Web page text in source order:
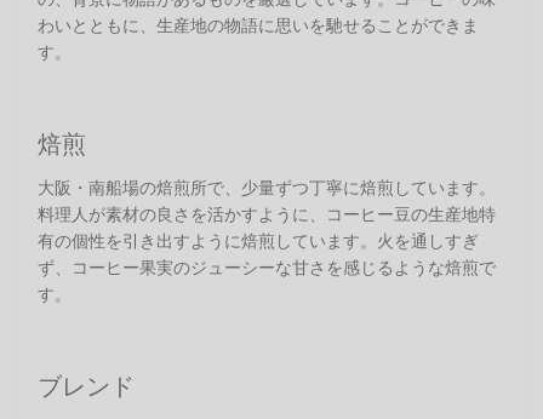
わいとともに、生産地の物語に思いを馳せることができま
す。
焙煎
大阪・南船場の焙煎所で、少量ずつ丁寧に焙煎しています。
料理人が素材の良さを活かすように、コーヒー豆の生産地特
有の個性を引き出すように焙煎しています。火を通しすぎ
ず、コーヒー果実のジューシーな甘さを感じるような焙煎で
す。
ブレンド